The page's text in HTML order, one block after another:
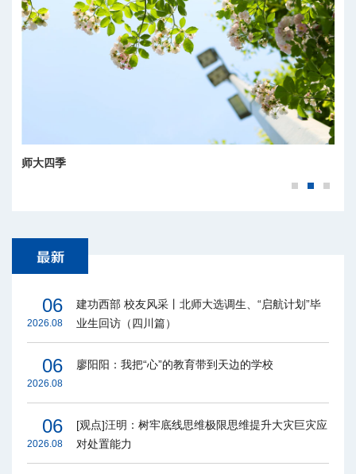
师大四季
06
2026.08
建功西部 校友风采丨北师大选调生、“启航计划”毕
业生回访（四川篇）
06
2026.08
廖阳阳：我把“心”的教育带到天边的学校
06
2026.08
[观点]汪明：树牢底线思维极限思维提升大灾巨灾应
对处置能力